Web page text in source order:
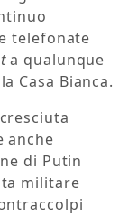
telefonate
a qualunque
Casa Bianca.
anche
di Putin
militare